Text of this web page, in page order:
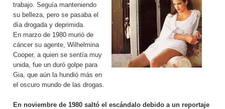
trabajo. Seguía manteniendo
su belleza, pero se pasaba el
día drogada y deprimida.
En marzo de 1980 murió de
cáncer su agente, Wilhelmina
Cooper, a quien se sentía muy
unida, fue un duró golpe para
Gia, que aún la hundió más en
el oscuro mundo de las drogas.
En noviembre de 1980 saltó el escándalo debido a un reportaje